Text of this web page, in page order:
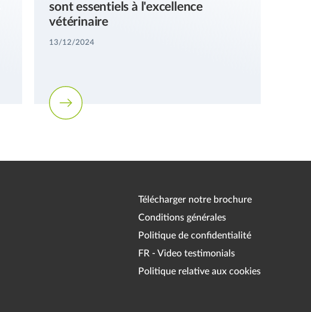
sont essentiels à l'excellence
vétérinaire
13/12/2024
Télécharger notre brochure
Conditions générales
Politique de confidentialité
FR - Video testimonials
Politique relative aux cookies